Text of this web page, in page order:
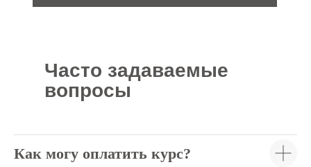
Часто задаваемые
вопросы
Как могу оплатить курс?